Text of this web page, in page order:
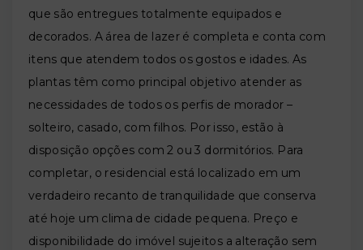
que são entregues totalmente equipados e
decorados. A área de lazer é completa e conta com
itens que atendem todos os gostos e idades. As
plantas têm como principal objetivo atender as
necessidades de todos os perfis de morador –
solteiro, casado, com filhos. Por isso, estão à
disposição opções com 2 ou 3 dormitórios. Para
completar, o residencial está localizado em um
verdadeiro recanto de tranquilidade que conserva
até hoje um clima de cidade pequena. Preço e
disponibilidade do imóvel sujeitos a alteração sem